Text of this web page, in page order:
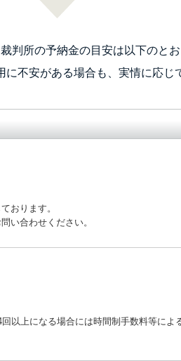
判所の予納金の目安は以下のとお
不安がある場合も、実情に応じ
おります。
い合わせください。
上になる場合には時間制手数料等によ